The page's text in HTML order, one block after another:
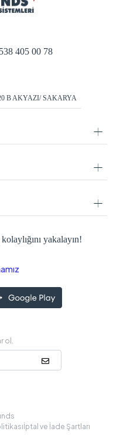
405 00 78
B AKYAZI/ SAKARYA
yakalayın!
ol.
İptal ve İade Şartları